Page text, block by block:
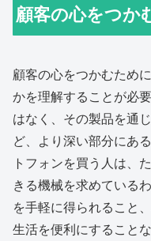
顧客の心をつか
顧客の心をつかむため
かを理解することが必
はなく、その製品を通
ど、より深い部分にあ
トフォンを買う人は、
きる機械を求めている
を手軽に得られること
生活を便利にすること